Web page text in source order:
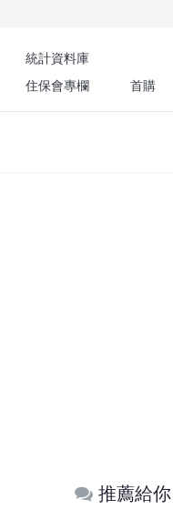
統計資料庫
住保會專欄 首購
推薦給你